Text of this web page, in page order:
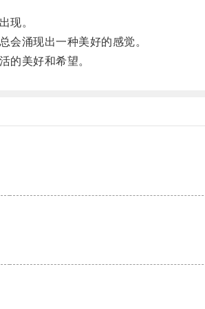
现。
涌现出一种美好的感觉。
美好和希望。